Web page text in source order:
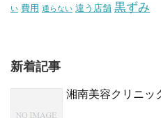
い 費用 通らない 違う店舗 黒ずみ
新着記事
湘南美容クリニッ